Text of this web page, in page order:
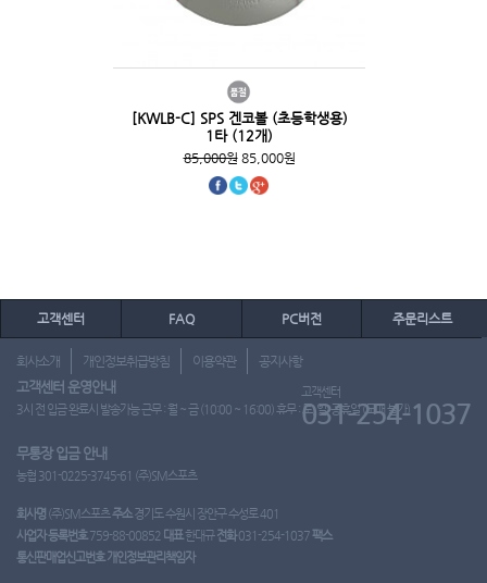
[KWLB-C] SPS 겐코볼 (초등학생용)
1타 (12개)
85,000원85,000원
고객센터 FAQ PC버전 주문리스트
회사소개 개인정보취급방침 이용약관 공지사항
고객센터 운영안내
3시 전 입금 완료시 발송가능 근무 : 월 ~ 금 (10:00 ~ 16:00) 휴무 : 토, 일, 공휴일 (도매 불가)
고객센터
031-254-1037
무통장 입금 안내
농협 301-0225-3745-61 (주)SM스포츠
회사명 (주)SM스포츠주소경기도 수원시 장안구 수성로 401
사업자 등록번호759-88-00852 대표한대규 전화031-254-1037팩스
통신판매업신고번호 개인정보관리책임자